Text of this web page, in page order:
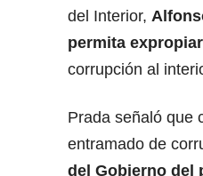
del Interior,
permita
corrupción al
Prada señaló que
entramado de
del Gobierno del